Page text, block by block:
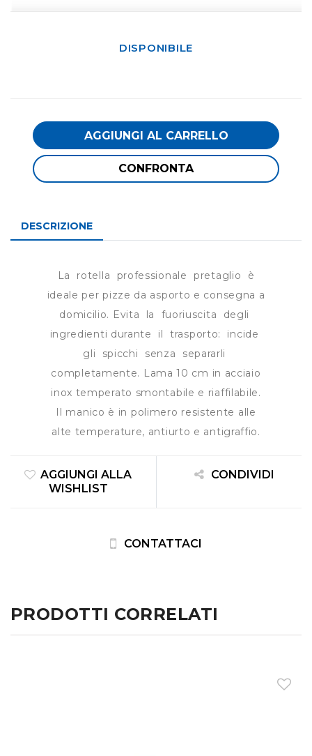
DISPONIBILE
AGGIUNGI AL CARRELLO
CONFRONTA
DESCRIZIONE
La rotella professionale pretaglio è
ideale per pizze da asporto e consegna a
domicilio. Evita la fuoriuscita degli
ingredienti durante il trasporto: incide
gli spicchi senza separarli
completamente. Lama 10 cm in acciaio
inox temperato smontabile e riaffilabile.
Il manico è in polimero resistente alle
alte temperature, antiurto e antigraffio.
AGGIUNGI ALLA
WISHLIST
CONDIVIDI
CONTATTACI
PRODOTTI CORRELATI